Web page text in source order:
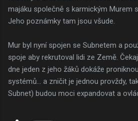
majáku společně s karmickým Murem
Jeho poznámky tam jsou všude.
Mur byl nyní spojen se Subnetem a
spoje aby rekrutoval lidi ze Země.
dne jeden z jeho žáků dokáže
systémů... a zničit je jednou provždy,
Subnet) budou moci expandovat a